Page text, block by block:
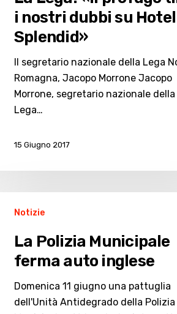
profugo
dubbi
Hotel
Splendid»
i nostri dubbi su Hotel
Splendid»
Il segretario nazionale della Lega
Romagna, Jacopo Morrone Jacopo
Morrone, segretario nazionale della
Lega…
15 Giugno 2017
Polizia
ferma
auto
Notizie
La Polizia Municipale
ferma auto inglese
Domenica 11 giugno una pattuglia
dell'Unità Antidegrado della Polizia